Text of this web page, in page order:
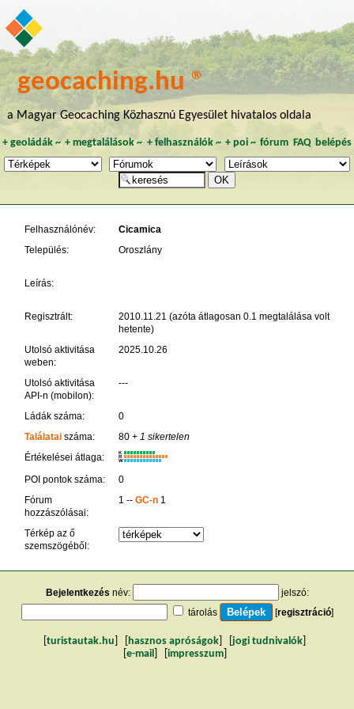
geocaching.hu ®
a Magyar Geocaching Közhasznú Egyesület hivatalos oldala
+ geoládák~ +megtalálások ~ + felhasználók~ + poi~ fórum FAQ belépés
Felhasználónév:
Cicamica
Település:
Oroszlány
Leírás:
Regisztrált:
2010.11.21 (azóta átlagosan 0.1 megtalálása volt
hetente)
Utolsó aktivitása
weben:
2025.10.26
Utolsó aktivitása
API-n (mobilon):
---
Ládák száma:
0
Találatai száma: 80+ 1 sikertelen
Értékelései átlaga:
K
R
W
POI pontok száma:
0
Fórum
hozzászólásai:
1 -- GC-n1
Térkép az ő
szemszögéből:
Bejelentkezés név:
jelszó:
tárolás
[regisztráció]
turistautak.hu hasznos apróságok jogi tudnivalók
e-mail impresszum]